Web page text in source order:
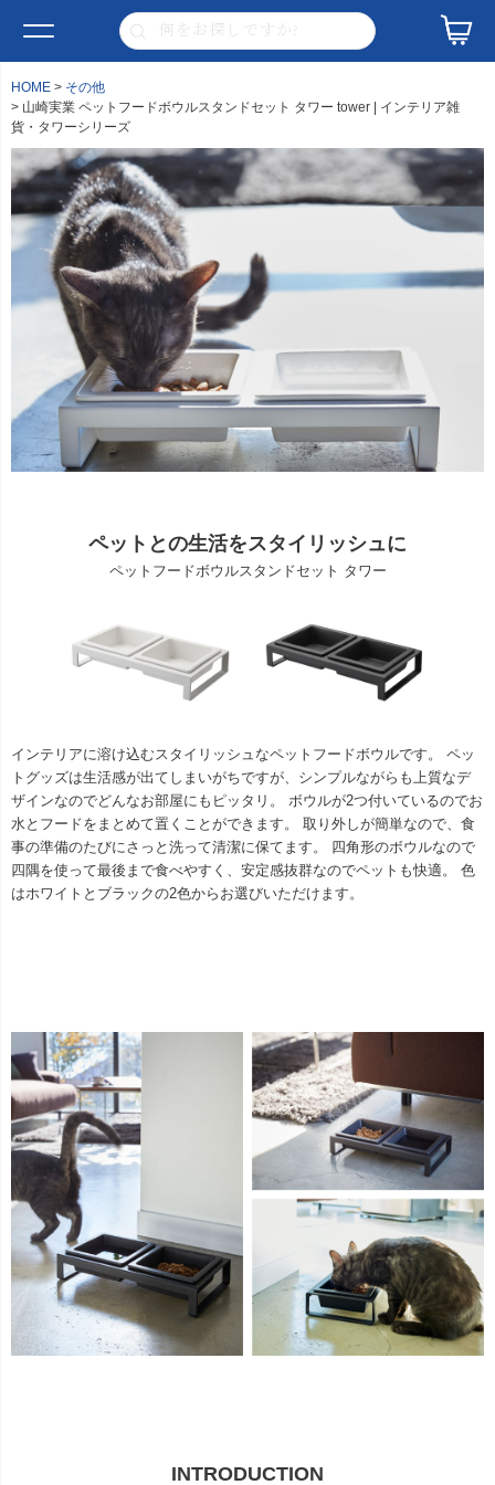
HOME
その他
山崎実業 ペットフードボウルスタンドセット タワー tower | インテリア雑
貨・タワーシリーズ
ペットとの生活をスタイリッシュに
ペットフードボウルスタンドセット タワー
インテリアに溶け込むスタイリッシュなペットフードボウルです。 ペッ
トグッズは生活感が出てしまいがちですが、シンプルながらも上質なデ
ザインなのでどんなお部屋にもピッタリ。 ボウルが2つ付いているのでお
水とフードをまとめて置くことができます。 取り外しが簡単なので、食
事の準備のたびにさっと洗って清潔に保てます。 四角形のボウルなので
四隅を使って最後まで食べやすく、安定感抜群なのでペットも快適。 色
はホワイトとブラックの2色からお選びいただけます。
INTRODUCTION